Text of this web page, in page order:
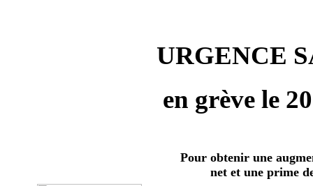
URGENCE
en grève le
Pour obtenir une
net et une prime